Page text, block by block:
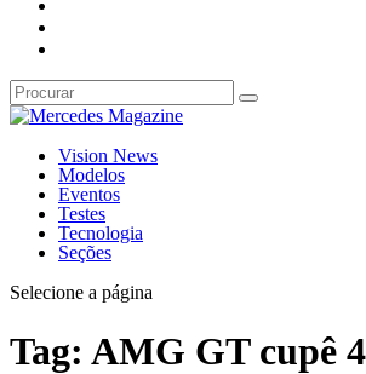
Vision News
Modelos
Eventos
Testes
Tecnologia
Seções
Selecione a página
Tag: AMG GT cupê